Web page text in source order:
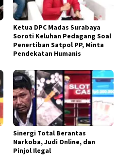
Ketua DPC Madas Surabaya
Soroti Keluhan Pedagang Soal
Penertiban Satpol PP, Minta
Pendekatan Humanis
Sinergi Total Berantas
Narkoba, Judi Online, dan
Pinjol Ilegal